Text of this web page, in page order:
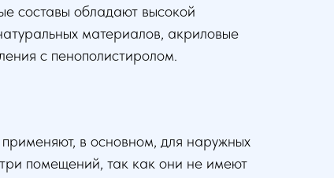
составы обладают высокой
материалов, акриловые
с пенополистиролом.
в основном, для наружных
помещений, так как они не имеют